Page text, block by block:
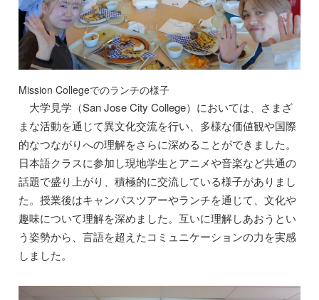
Mission Collegeでのランチの様子
大学見学（San Jose City College）においては、さまざ
まな活動を通じて異文化交流を行い、多様な価値観や国際
的なつながりへの理解をさらに深めることができました。
日本語クラスに参加し現地学生とアニメや音楽など共通の
話題で盛り上がり、積極的に交流している様子がありまし
た。授業後はキャンパスツアーやランチを通じて、文化や
趣味について理解を深めました。互いに理解しあおうとい
う姿勢から、言語を超えたコミュニケーションの力を実感
しました。